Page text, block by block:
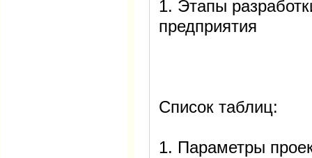
1. Этапы
предприятия
Список таблиц:
1. Параметры